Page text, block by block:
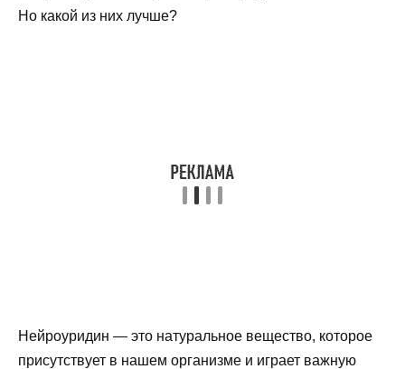
Но какой из них лучше?
Нейроуридин — это натуральное вещество, которое
присутствует в нашем организме и играет важную